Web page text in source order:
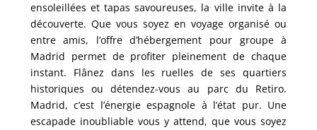
ensoleillées et tapas savoureuses, la ville invite à la
découverte. Que vous soyez en voyage organisé ou
entre amis, l’offre d’hébergement pour groupe à
Madrid permet de profiter pleinement de chaque
instant. Flânez dans les ruelles de ses quartiers
historiques ou détendez-vous au parc du Retiro.
Madrid, c’est l’énergie espagnole à l’état pur. Une
escapade inoubliable vous y attend, que vous soyez